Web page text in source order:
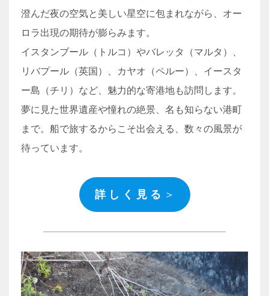
澄んだ夜の空気と美しい星空に包まれながら、オー
ロラ出現の期待が膨らみます。
イスタンブール（トルコ）やバレッタ（マルタ）、
リバプール（英国）、カヤオ（ペルー）、イースタ
ー島（チリ）など、魅力的な寄港地も訪問します。
夢に見た世界遺産や憧れの絶景、名も知らない港町
まで。船で旅するからこそ出会える、数々の風景が
待っています。
詳 し く 見 る ＞